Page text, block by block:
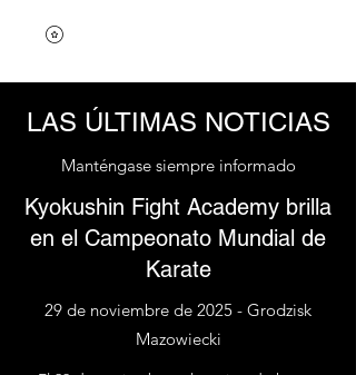
LAS ÚLTIMAS NOTICIAS
Manténgase siempre informado
Kyokushin Fight Academy brilla
en el Campeonato Mundial de
Karate
29 de noviembre de 2025 - Grodzisk
Mazowiecki